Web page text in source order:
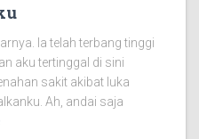
Ia telah terbang tinggi
aku tertinggal di sini
sakit akibat luka
Ah, andai saja